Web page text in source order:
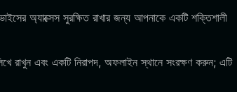
অ্যাক্সেস সুরক্ষিত রাখার জন্য আপনাকে একটি শক্তিশালী
রাখুন এবং একটি নিরাপদ, অফলাইন স্থানে সংরক্ষণ করুন; এটি